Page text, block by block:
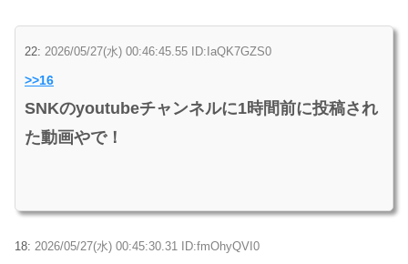
22: 2026/05/27(水) 00:46:45.55 ID:IaQK7GZS0
>>16
SNKのyoutubeチャンネルに1時間前に投稿され
た動画やで！
18: 2026/05/27(水) 00:45:30.31 ID:fmOhyQVI0